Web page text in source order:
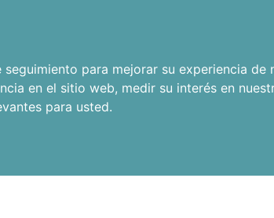
para mejorar su experiencia de
en el sitio web, medir su interés en
para usted.